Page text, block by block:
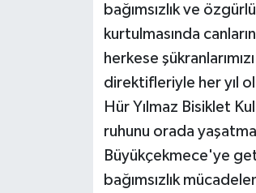
bağımsızlık ve
kurtulmasında
herkese
direktifleriyle her yıl
Hür Yılmaz Bisiklet
ruhunu orada
Büyükçekmece'ye
bağımsızlık